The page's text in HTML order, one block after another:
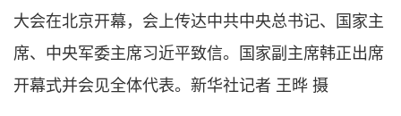
大会在北京开幕，会上传达中共中央总书记、国家主
席、中央军委主席习近平致信。国家副主席韩正出席
开幕式并会见全体代表。新华社记者 王晔 摄